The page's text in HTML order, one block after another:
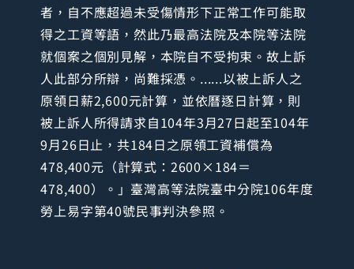
者，自不應超過未受傷情形下正常工作可能取
得之工資等語，然此乃最高法院及本院等法院
就個案之個別見解，本院自不受拘束。故上訴
人此部分所辯，尚難採憑。......以被上訴人之
原領日薪2,600元計算，並依曆逐日計算，則
被上訴人所得請求自104年3月27日起至104年
9月26日止，共184日之原領工資補償為
478,400元（計算式：2600×184＝
478,400）。」臺灣高等法院臺中分院106年度
勞上易字第40號民事判決參照。